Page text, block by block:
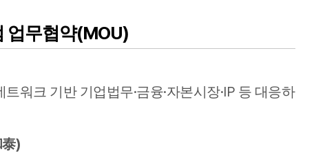
업무협약(MOU)
워크 기반 기업법무·금융·자본시장·IP 등 대응하
)